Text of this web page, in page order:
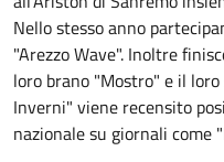
Nello stesso anno
"Arezzo Wave". Inoltre
loro brano "Mostro" e il
Inverni" viene recensito
nazionale su giornali come